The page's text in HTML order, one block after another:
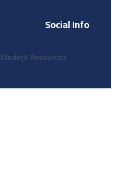
Social Info
Student Resources